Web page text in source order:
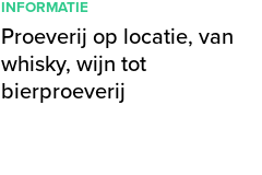
INFORMATIE
Proeverij op locatie, van
whisky, wijn tot
bierproeverij